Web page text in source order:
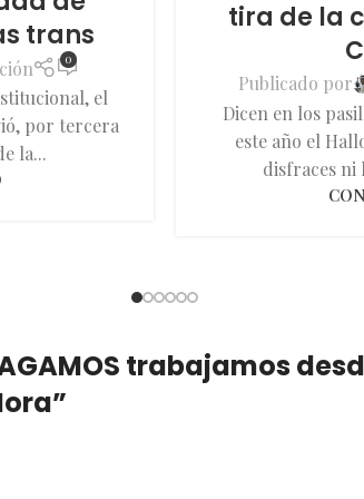
trans
0
el
por tercera
la...
tira de la
Publicado por
Dicen en los
este año el
disfraces ni
trabajamos
”